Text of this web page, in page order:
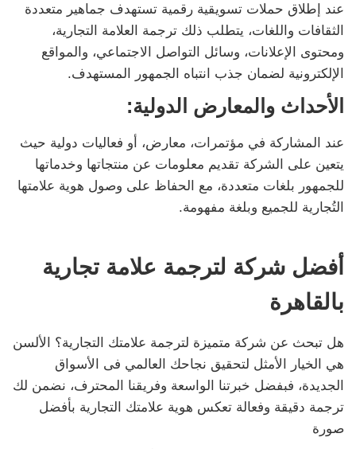
عند إطلاق حملات تسويقية رقمية تستهدف جماهير متعددة
الثقافات واللغات، يتطلب ذلك ترجمة العلامة التجارية،
ومحتوى الإعلانات، وسائل التواصل الاجتماعي، والمواقع
الإلكترونية لضمان جذب انتباه الجمهور المستهدف.
الأحداث والمعارض الدولية:
عند المشاركة في مؤتمرات، معارض، أو فعاليات دولية حيث
يتعين على الشركة تقديم معلومات عن منتجاتها وخدماتها
للجمهور بلغات متعددة، مع الحفاظ على وصول هوية علامتها
التُجارية للجميع وبلغة مفهومة.
أفضل شركة لترجمة علامة تجارية
بالقاهرة
هل تبحث عن شركة متميزة لترجمة علامتك التجارية؟ الألسن
هي الخيار الأمثل لتحقيق نجاحك العالمي فى الأسواق
الجديدة، فبفضل خبرتنا الواسعة وفريقنا المحترف، نضمن لك
ترجمة دقيقة وفعالة تعكس هوية علامتك التجارية بأفضل
صورة